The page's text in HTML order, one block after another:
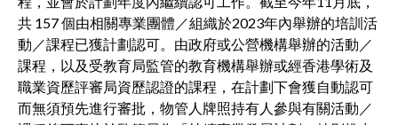
共 157 個由相關專業團體／組織於2023年內舉辦的培訓活
動／課程已獲計劃認可。由政府或公營機構舉辦的活動／
課程，以及受教育局監管的教育機構舉辦或經香港學術及
職業資歷評審局資歷認證的課程，在計劃下會獲自動認可
而無須預先進行審批，物管人牌照持有人參與有關活動／